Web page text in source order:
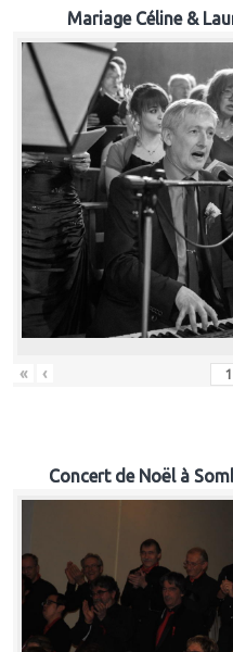
Mariage Céline &
« ‹
Concert de Noël à